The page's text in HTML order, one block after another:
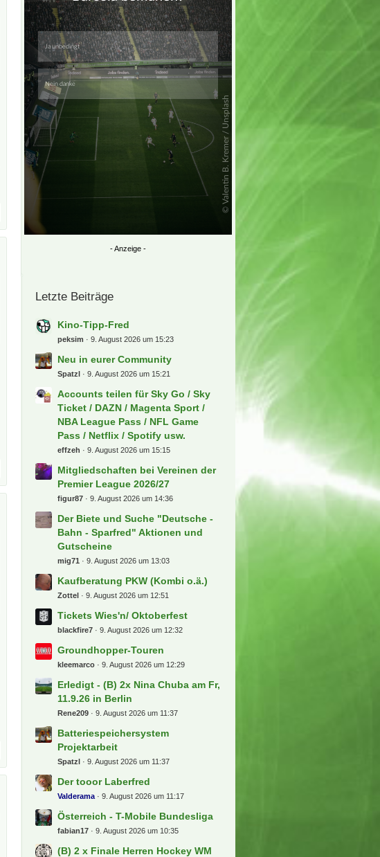
Überspringen
Letzte Beiträge
Kino-Tipp-Fred
peksim 9. August 2026 um 15:23
Neu in eurer Community
Spatzl 9. August 2026 um 15:21
Accounts teilen für Sky Go / Sky
Ticket / DAZN / Magenta Sport /
NBA League Pass / NFL Game
Pass / Netflix / Spotify usw.
effzeh 9. August 2026 um 15:15
Mitgliedschaften bei Vereinen der
Premier League 2026/27
figur87 9. August 2026 um 14:36
Der Biete und Suche "Deutsche -
Bahn - Sparfred" Aktionen und
Gutscheine
mig71 9. August 2026 um 13:03
Kaufberatung PKW (Kombi o.ä.)
Zottel 9. August 2026 um 12:51
Tickets Wies'n/ Oktoberfest
blackfire7 9. August 2026 um 12:32
Groundhopper-Touren
kleemarco 9. August 2026 um 12:29
Erledigt - (B) 2x Nina Chuba am Fr,
11.9.26 in Berlin
Rene209 9. August 2026 um 11:37
Batteriespeichersystem
Projektarbeit
Spatzl 9. August 2026 um 11:37
Der tooor Laberfred
Valderama 9. August 2026 um 11:17
Österreich - T-Mobile Bundesliga
fabian17 9. August 2026 um 10:35
(B) 2 x Finale Herren Hockey WM